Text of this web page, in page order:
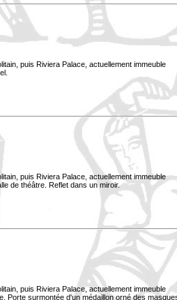
puis Riviera Palace, actuellement immeuble
puis Riviera Palace, actuellement immeuble
de théâtre. Reflet dans un miroir.
puis Riviera Palace, actuellement immeuble
Porte surmontée d'un médaillon orné des